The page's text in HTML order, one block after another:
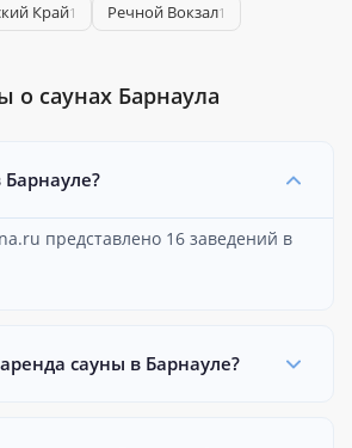
Край1 Речной Вокзал1
о саунах Барнаула
Барнауле?
представлено 16 заведений в
сауны в Барнауле?